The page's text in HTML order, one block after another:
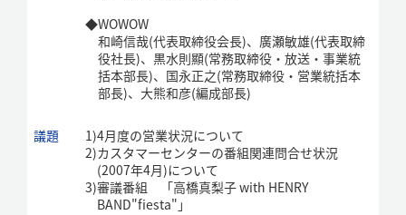
◆WOWOW
和崎信哉(代表取締役会長)、廣瀬敏雄(代表取締
役社長)、黒水則顯(常務取締役・放送・事業統
括本部長)、国永正之(常務取締役・営業統括本
部長)、大熊和彦(編成部長)
議題 1)4月度の営業状況について
2)カスタマーセンターの番組関連問合せ状況
(2007年4月)について
3)審議番組 「高橋真梨子 with HENRY
BAND"fiesta"」